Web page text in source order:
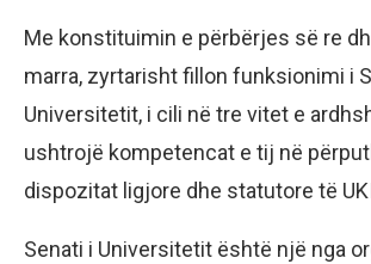
Me konstituimin e përbërjes së re
marra, zyrtarisht fillon funksionimi i
Universitetit, i cili në tre vitet e
ushtrojë kompetencat e tij në
dispozitat ligjore dhe statutore të
Senati i Universitetit është një nga